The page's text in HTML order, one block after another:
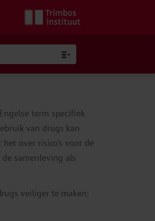
term specifiek
van drugs kan
over risico’s voor de
samenleving als
veiliger te maken: